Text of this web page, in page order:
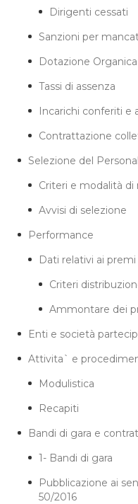
Dirigenti cessati
Sanzioni per
Dotazione Organica
Tassi di assenza
Incarichi conferiti e
Contrattazione
Selezione del
Criteri e modalità
Avvisi di selezione
Performance
Dati relativi ai premi
Criteri
Ammontare dei
Enti e società
Attivita` e
Modulistica
Recapiti
Bandi di gara e
1- Bandi di gara
Pubblicazione ai
50/2016